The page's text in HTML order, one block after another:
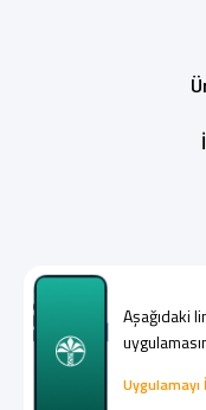
Aşağıdaki
Uygulamayı